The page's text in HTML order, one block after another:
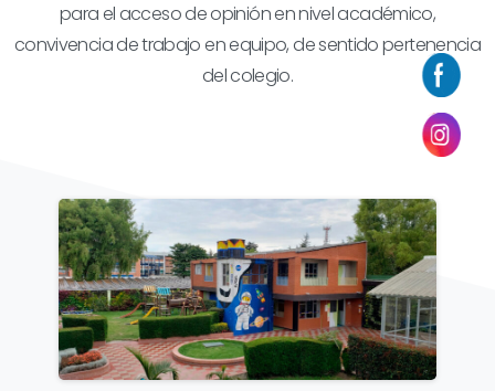
para el acceso de opinión en nivel académico,
convivencia de trabajo en equipo, de sentido pertenencia
del colegio.